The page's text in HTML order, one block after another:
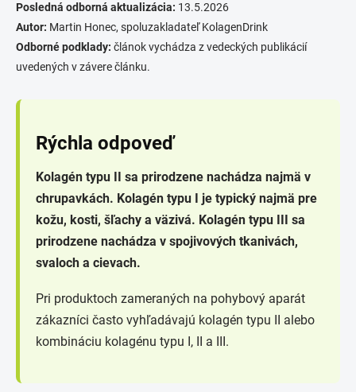
Posledná odborná aktualizácia: 13.5.2026
Autor: Martin Honec, spoluzakladateľ KolagenDrink
Odborné podklady: článok vychádza z vedeckých publikácií
uvedených v závere článku.
Rýchla odpoveď
Kolagén typu II sa prirodzene nachádza najmä v
chrupavkách. Kolagén typu I je typický najmä pre
kožu, kosti, šľachy a väzivá. Kolagén typu III sa
prirodzene nachádza v spojivových tkanivách,
svaloch a cievach.
Pri produktoch zameraných na pohybový aparát
zákazníci často vyhľadávajú kolagén typu II alebo
kombináciu kolagénu typu I, II a III.